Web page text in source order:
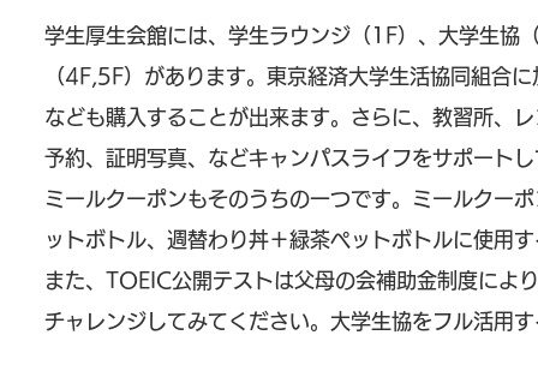
学生厚生会館には、学生ラウンジ（1F）、大学生協
（4F,5F）があります。東京経済大学生活協同組合
なども購入することが出来ます。さらに、教習所、
予約、証明写真、などキャンパスライフをサポート
ミールクーポンもそのうちの一つです。ミールクー
ットボトル、週替わり丼＋緑茶ペットボトルに使用
また、TOEIC公開テストは父母の会補助金制度に
チャレンジしてみてください。大学生協をフル活用